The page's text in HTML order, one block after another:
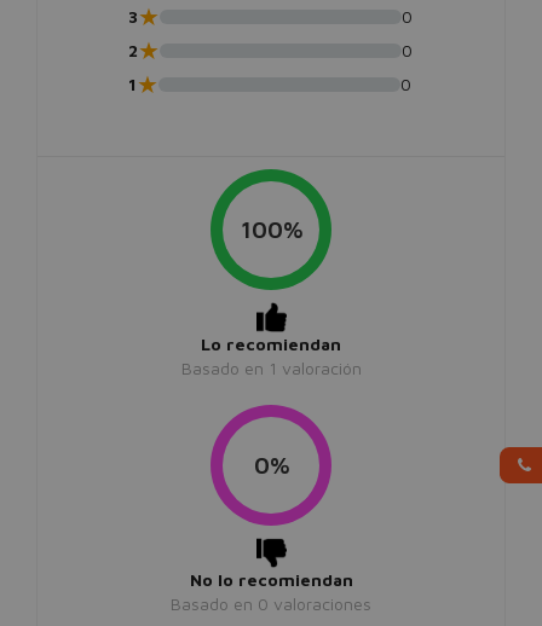
3★
0
2★
0
1★ 0
100%
Lo recomiendan
Basado en 1 valoración
0%
No lo recomiendan
Basado en 0 valoraciones